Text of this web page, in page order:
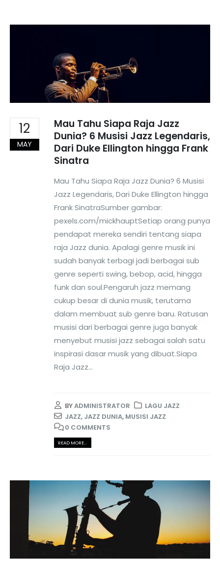
12
MAY
Mau Tahu Siapa Raja Jazz
Dunia? 6 Musisi Jazz Legendaris,
Dari Duke Ellington hingga Frank
Sinatra
Mau Tahu Siapa Raja Jazz Dunia? 6 Musisi
Jazz Legendaris, Dari Duke Ellington hingga
Frank SinatraSumber gambar:
pexels.com/mickhauptSetiap orang punya
pendapat mereka sendiri tentang siapa
raja Jazz dunia. Apalagi genre musik ini
sudah banyak terbagi jadi berbagai sub
genre seperti swing, bebop, acid, hingga
funk dan soul.Pengaruh jazz memang
cukup besar di dunia musik, terutama
dalam membuat sub genre baru. Ratusan
musisi dari berbagai genre juga banyak
menyebut musisi jazz sebagai salah satu
inspirasi dasar musik yang dibuat.Siapa
Raja Jazz...
BYADMINISTRATOR
LAGU JAZZ
JAZZ, JAZZ DUNIA, MUSISI JAZZ
0 COMMENTS
READ MORE...